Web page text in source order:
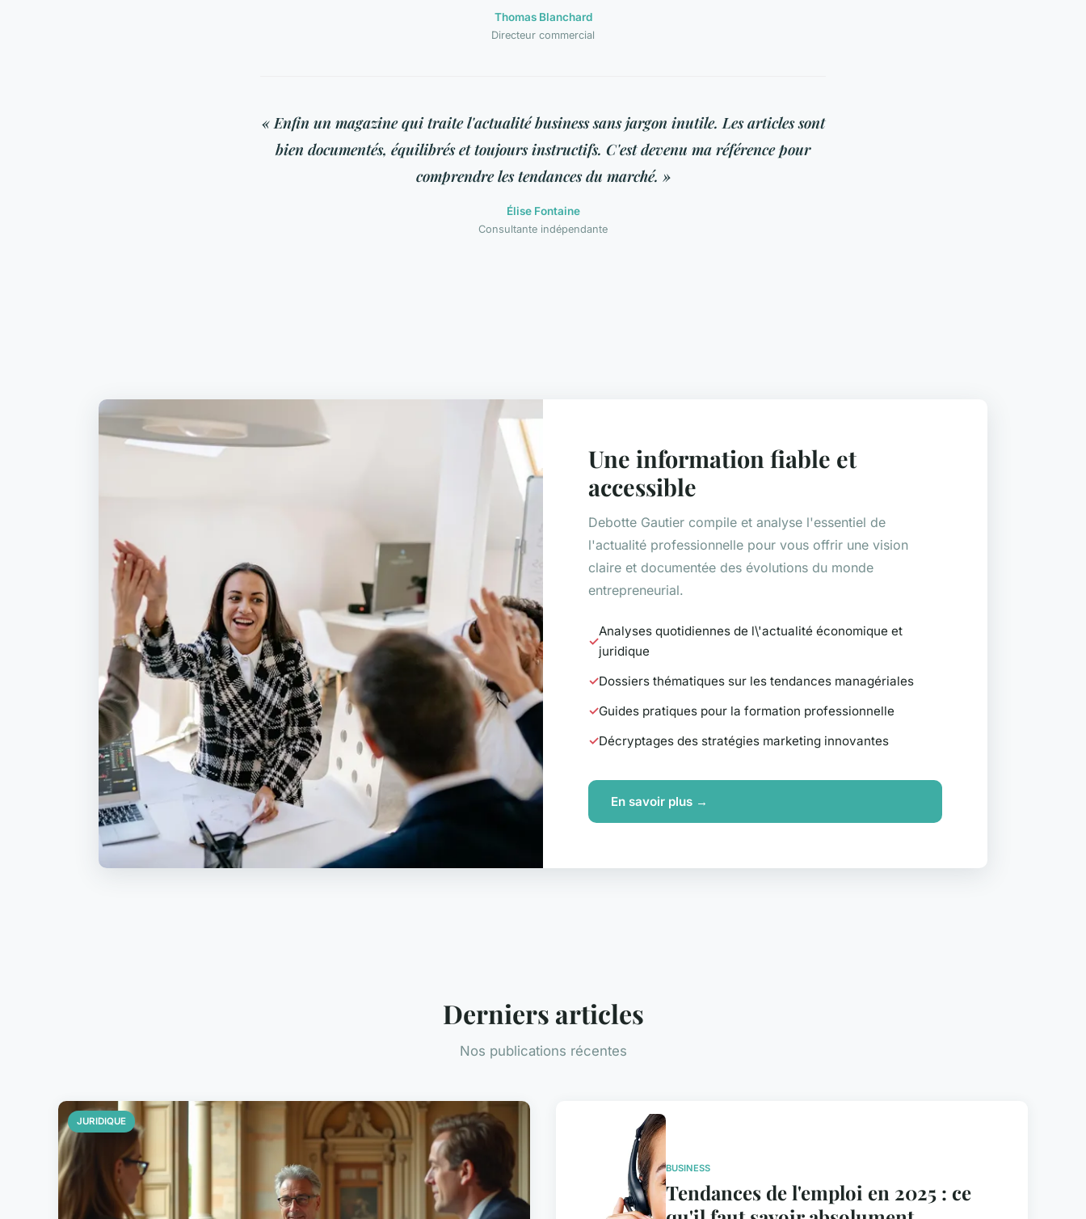
Thomas Blanchard
Directeur commercial
« Enfin un magazine qui traite l'actualité business sans jargon inutile. Les articles sont
bien documentés, équilibrés et toujours instructifs. C'est devenu ma référence pour
comprendre les tendances du marché. »
Élise Fontaine
Consultante indépendante
Une information fiable et
accessible
Debotte Gautier compile et analyse l'essentiel de
l'actualité professionnelle pour vous offrir une vision
claire et documentée des évolutions du monde
entrepreneurial.
Analyses quotidiennes de l\'actualité économique et
juridique
Dossiers thématiques sur les tendances managériales
Guides pratiques pour la formation professionnelle
Décryptages des stratégies marketing innovantes
En savoir plus →
Derniers articles
Nos publications récentes
JURIDIQUE
BUSINESS
Tendances de l'emploi en 2025 : ce